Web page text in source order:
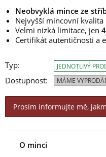
Neobvyklá mince ze
Nejvyšší mincovní kvalita
Velmi nízká limitace, jen
Certifikát autentičnosti a
Typ:
Dostupnost:
JEDNOTLIVÝ
MÁME
Prosím informujte mě,
O minci